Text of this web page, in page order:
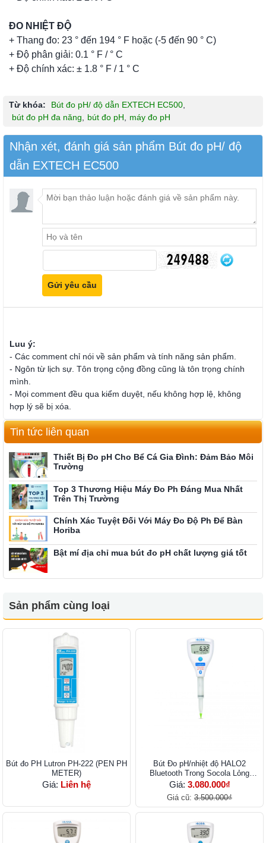
ĐO NHIỆT ĐỘ
+ Thang đo: 23 ° đến 194 ° F hoặc (-5 đến 90 ° C)
+ Độ phân giải: 0.1 ° F / ° C
+ Độ chính xác: ± 1.8 ° F / 1 ° C
Từ khóa: Bút đo pH/ độ dẫn EXTECH EC500,
bút đo pH đa năng, bút đo pH, máy đo pH
Nhận xét, đánh giá sản phẩm Bút đo pH/ độ
dẫn EXTECH EC500
Luu ý:
- Các comment chỉ nói về sản phẩm và tính năng sản phẩm.
- Ngôn từ lịch sự. Tôn trọng cộng đồng cũng là tôn trọng chính
mình.
- Mọi comment đều qua kiểm duyệt, nếu không hợp lệ, không
hợp lý sẽ bị xóa.
Tin tức liên quan
Thiết Bị Đo pH Cho Bể Cá Gia Đình: Đảm Bảo Môi
Trường
Top 3 Thương Hiệu Máy Đo Ph Đáng Mua Nhất
Trên Thị Trường
Chính Xác Tuyệt Đối Với Máy Đo Độ Ph Để Bàn
Horiba
Bật mí địa chỉ mua bút đo pH chất lượng giá tốt
Sản phẩm cùng loại
Bút đo PH Lutron PH-222 (PEN PH
METER)
Giá: Liên hệ
Bút Đo pH/nhiệt độ HALO2
Bluetooth Trong Socola Lỏng
HI9810392
Giá: 3.080.000₫
Giá cũ: 3.500.000₫